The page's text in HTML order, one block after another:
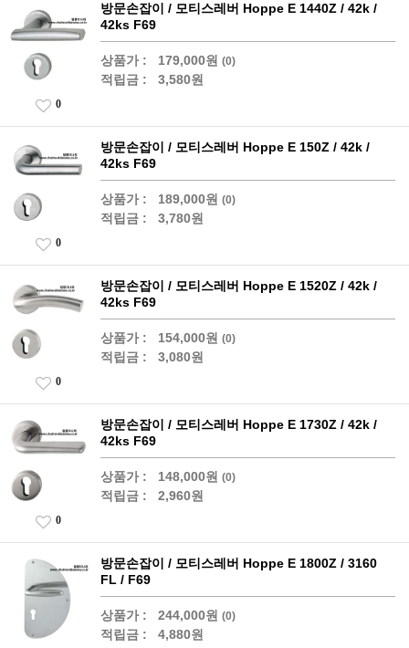
방문손잡이 / 모티스레버 Hoppe E 1440Z / 42k /
42ks F69
상품가 : 179,000원 (0)
적립금 : 3,580원
0
방문손잡이 / 모티스레버 Hoppe E 150Z / 42k /
42ks F69
상품가 : 189,000원 (0)
적립금 : 3,780원
0
방문손잡이 / 모티스레버 Hoppe E 1520Z / 42k /
42ks F69
상품가 : 154,000원 (0)
적립금 : 3,080원
0
방문손잡이 / 모티스레버 Hoppe E 1730Z / 42k /
42ks F69
상품가 : 148,000원 (0)
적립금 : 2,960원
0
방문손잡이 / 모티스레버 Hoppe E 1800Z / 3160
FL / F69
상품가 : 244,000원 (0)
적립금 : 4,880원